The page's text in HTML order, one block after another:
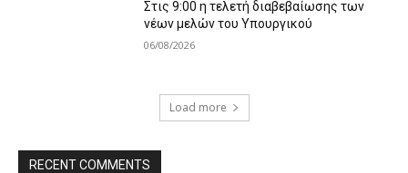
Στις 9:00 η τελετή διαβεβαίωσης των
νέων μελών του Υπουργικού
06/08/2026
Load more
RECENT COMMENTS